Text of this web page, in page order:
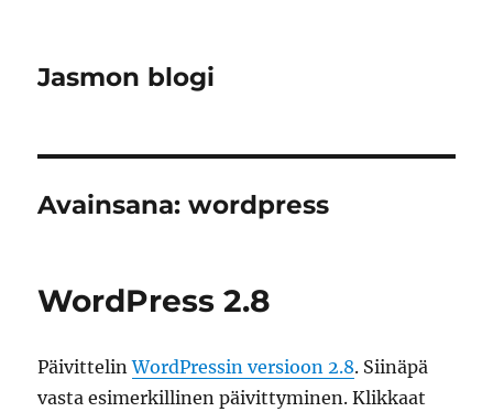
Jasmon blogi
Avainsana:wordpress
WordPress 2.8
PäivittelinWordPressin versioon 2.8. Siinäpä
vasta esimerkillinen päivittyminen. Klikkaat